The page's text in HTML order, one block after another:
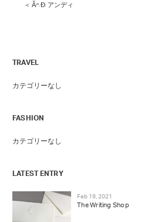
＜ Ăn Đi アンディ
TRAVEL
カテゴリーなし
FASHION
カテゴリーなし
LATEST ENTRY
Feb 19, 2021
The Writing Shop